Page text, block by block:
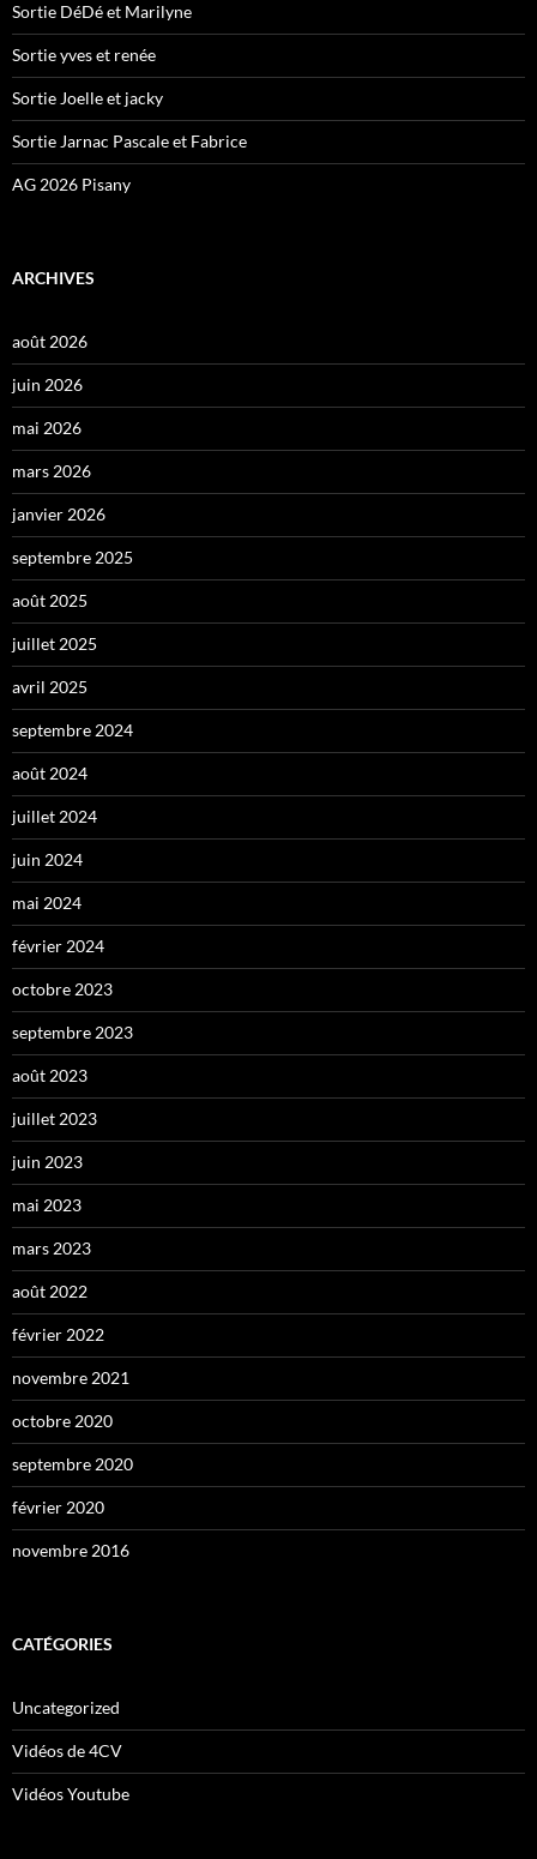
Sortie DéDé et Marilyne
Sortie yves et renée
Sortie Joelle et jacky
Sortie Jarnac Pascale et Fabrice
AG 2026 Pisany
ARCHIVES
août 2026
juin 2026
mai 2026
mars 2026
janvier 2026
septembre 2025
août 2025
juillet 2025
avril 2025
septembre 2024
août 2024
juillet 2024
juin 2024
mai 2024
février 2024
octobre 2023
septembre 2023
août 2023
juillet 2023
juin 2023
mai 2023
mars 2023
août 2022
février 2022
novembre 2021
octobre 2020
septembre 2020
février 2020
novembre 2016
CATÉGORIES
Uncategorized
Vidéos de 4CV
Vidéos Youtube